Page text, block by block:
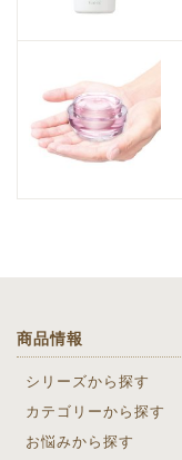
商品情報
シリーズから探す
カテゴリーから探す
お悩みから探す